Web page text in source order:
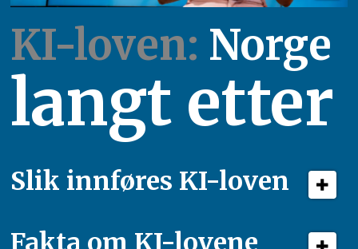
KI-loven: Norge
langt etter
Slik innføres KI-loven
Fakta om KI-lovene